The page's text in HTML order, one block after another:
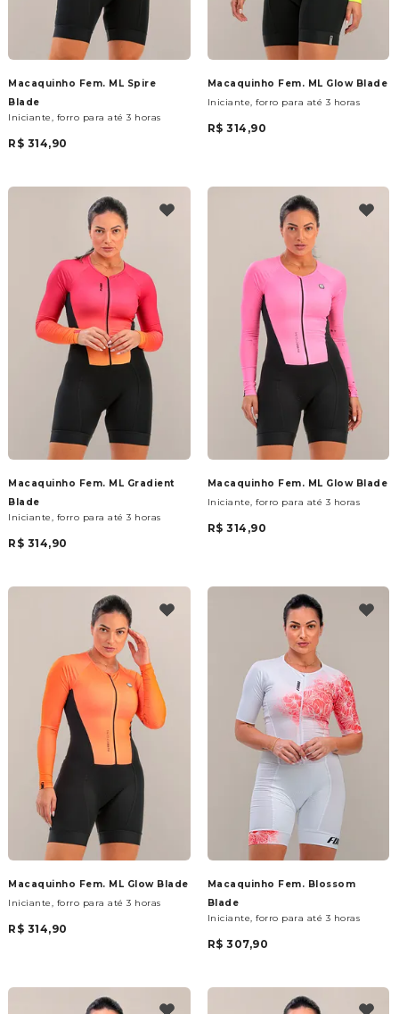
Macaquinho Fem. ML Spire
Blade
Iniciante, forro para até 3 horas
R$ 314,90
Macaquinho Fem. ML Glow Blade
Iniciante, forro para até 3 horas
R$ 314,90
Macaquinho Fem. ML Gradient
Blade
Iniciante, forro para até 3 horas
R$ 314,90
Macaquinho Fem. ML Glow Blade
Iniciante, forro para até 3 horas
R$ 314,90
Macaquinho Fem. ML Glow Blade
Iniciante, forro para até 3 horas
R$ 314,90
Macaquinho Fem. Blossom
Blade
Iniciante, forro para até 3 horas
R$ 307,90